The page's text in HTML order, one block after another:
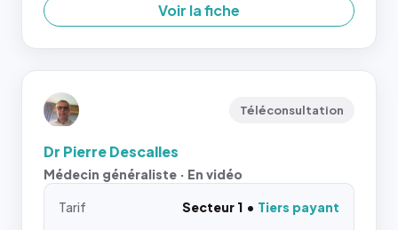
Voir la fiche
Téléconsultation
Dr Pierre Descalles
Médecin généraliste · En vidéo
Tarif Secteur 1
Tiers payant